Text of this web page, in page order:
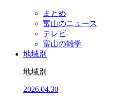
まとめ
富山のニュース
テレビ
富山の雑学
地域別
地域別
2026.04.30